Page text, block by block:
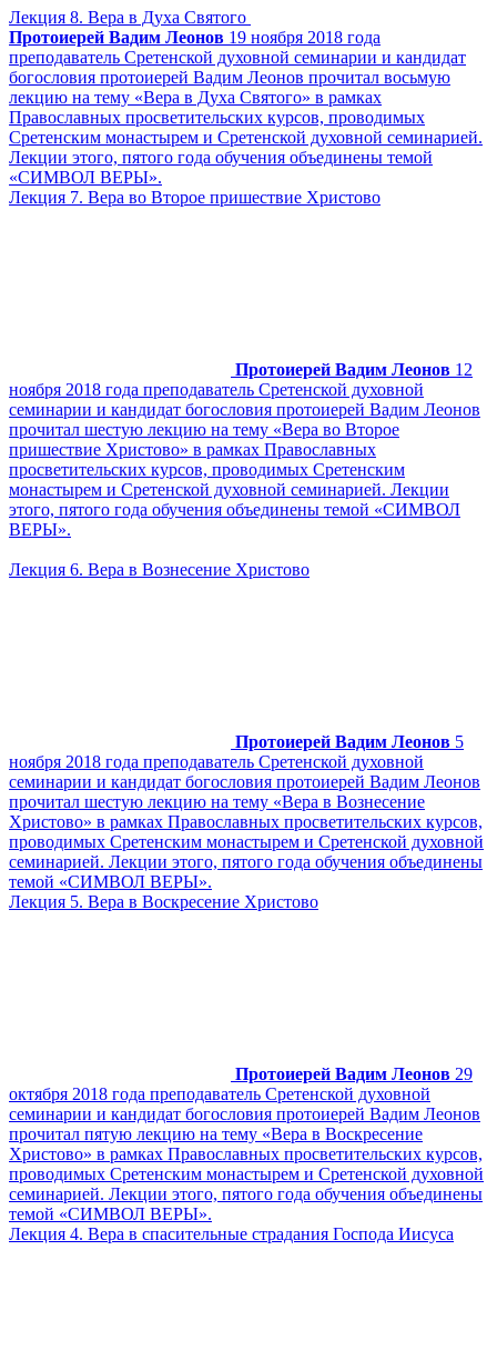
Лекция 8. Вера в Духа Святого
Протоиерей Вадим Леонов 19 ноября 2018 года
преподаватель Сретенской духовной семинарии и кандидат
богословия протоиерей Вадим Леонов прочитал восьмую
лекцию на тему «Вера в Духа Святого» в рамках
Православных просветительских курсов, проводимых
Сретенским монастырем и Сретенской духовной семинарией.
Лекции этого, пятого года обучения объединены темой
«СИМВОЛ ВЕРЫ».
Лекция 7. Вера во Второе пришествие Христово
Протоиерей Вадим Леонов 12
ноября 2018 года преподаватель Сретенской духовной
семинарии и кандидат богословия протоиерей Вадим Леонов
прочитал шестую лекцию на тему «Вера во Второе
пришествие Христово» в рамках Православных
просветительских курсов, проводимых Сретенским
монастырем и Сретенской духовной семинарией. Лекции
этого, пятого года обучения объединены темой «СИМВОЛ
ВЕРЫ».
Лекция 6. Вера в Вознесение Христово
Протоиерей Вадим Леонов 5
ноября 2018 года преподаватель Сретенской духовной
семинарии и кандидат богословия протоиерей Вадим Леонов
прочитал шестую лекцию на тему «Вера в Вознесение
Христово» в рамках Православных просветительских курсов,
проводимых Сретенским монастырем и Сретенской духовной
семинарией. Лекции этого, пятого года обучения объединены
темой «СИМВОЛ ВЕРЫ».
Лекция 5. Вера в Воскресение Христово
Протоиерей Вадим Леонов 29
октября 2018 года преподаватель Сретенской духовной
семинарии и кандидат богословия протоиерей Вадим Леонов
прочитал пятую лекцию на тему «Вера в Воскресение
Христово» в рамках Православных просветительских курсов,
проводимых Сретенским монастырем и Сретенской духовной
семинарией. Лекции этого, пятого года обучения объединены
темой «СИМВОЛ ВЕРЫ».
Лекция 4. Вера в спасительные страдания Господа Иисуса